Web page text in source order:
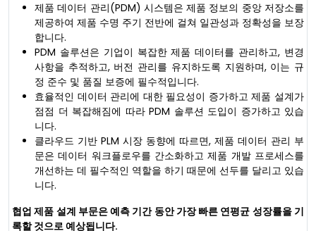
제품 데이터 관리(PDM) 시스템은 제품 정보의 중앙 저장소를
제공하여 제품 수명 주기 전반에 걸쳐 일관성과 정확성을 보장
합니다.
PDM 솔루션은 기업이 복잡한 제품 데이터를 관리하고, 변경
사항을 추적하고, 버전 관리를 유지하도록 지원하며, 이는 규
정 준수 및 품질 보증에 필수적입니다.
효율적인 데이터 관리에 대한 필요성이 증가하고 제품 설계가
점점 더 복잡해짐에 따라 PDM 솔루션 도입이 증가하고 있습
니다.
클라우드 기반 PLM 시장 동향에 따르면, 제품 데이터 관리 부
문은 데이터 워크플로우를 간소화하고 제품 개발 프로세스를
개선하는 데 필수적인 역할을 하기 때문에 선두를 달리고 있습
니다.
협업 제품 설계 부문은 예측 기간 동안 가장 빠른 연평균 성장률을 기
록할 것으로 예상됩니다.